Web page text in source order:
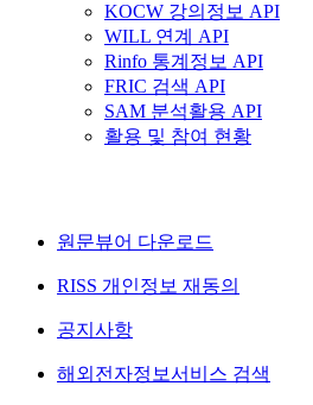
KOCW 강의정보 API
WILL 연계 API
Rinfo 통계정보 API
FRIC 검색 API
SAM 분석활용 API
활용 및 참여 현황
원문뷰어 다운로드
RISS 개인정보 재동의
공지사항
해외전자정보서비스 검색